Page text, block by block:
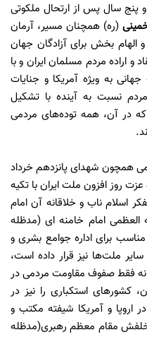
پنج سال پس از ارتحال ملکوتی
(ره) همچنان مسیر، آرمان
الهام بخش برای آزادگان جهان
و اراده مردم مسلمان ایران و با
به ویژه آمریکا و جنایات
نسبت به آینده با تشکیل
در آن، همه توده‌های مردمی
همچون شهدای پانزدهم خرداد
عزت روز افزون ملت ایران با تکیه
اسلام ناب و خلاقانه آن امام
امام خامنه ای (مدظله
برای اداره جوامع بشری و
ملت‌ها نیز قرار داده است،
فقط صفوف مقاومت مردمی در
کشورهای استکباری را نیز در
اروپا و آمریکا شیفته مکتب و
خلفش مقام معظم رهبری(مدظله